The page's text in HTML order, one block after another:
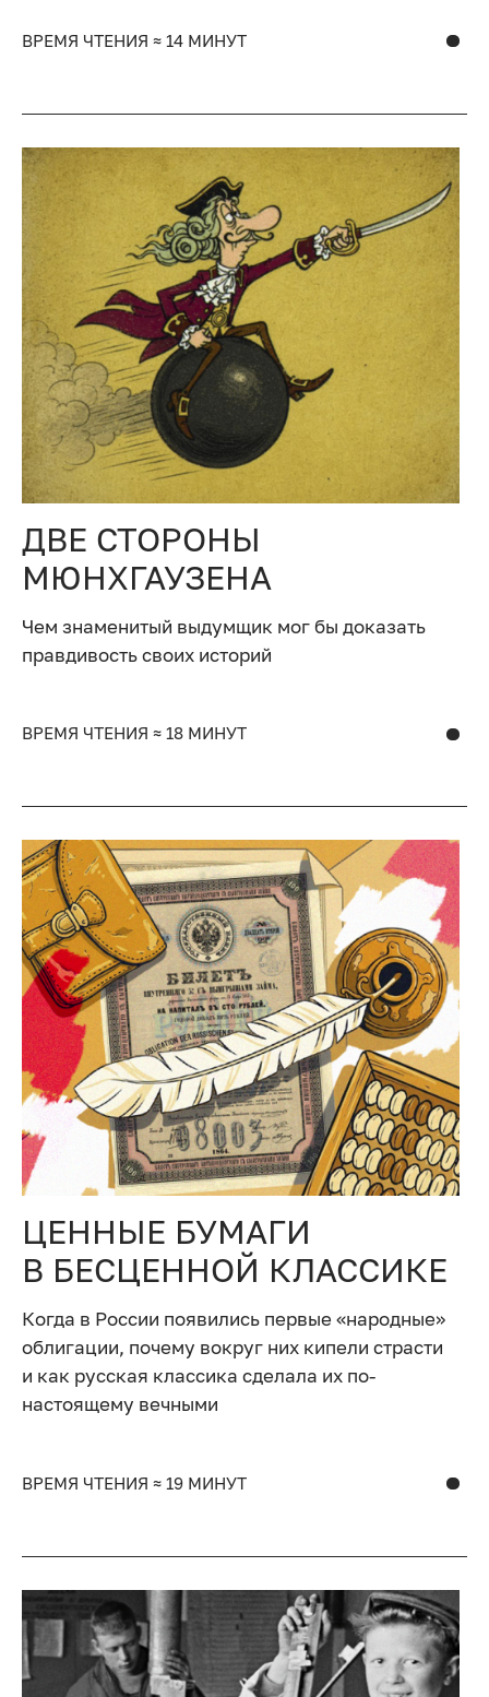
ВРЕМЯ ЧТЕНИЯ ≈ 14 МИНУТ
ДВЕ СТОРОНЫ
МЮНХГАУЗЕНА
Чем знаменитый выдумщик мог бы доказать
правдивость своих историй
ВРЕМЯ ЧТЕНИЯ ≈ 18 МИНУТ
ЦЕННЫЕ БУМАГИ
В БЕСЦЕННОЙ КЛАССИКЕ
Когда в России появились первые «народные»
облигации, почему вокруг них кипели страсти
и как русская классика сделала их по-
настоящему вечными
ВРЕМЯ ЧТЕНИЯ ≈ 19 МИНУТ